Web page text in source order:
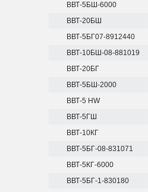
ВВТ-5БШ-6000
ВВТ-20БШ
ВВТ-5БГ07-8912440
ВВТ-10БШ-08-881019
ВВТ-20БГ
ВВТ-5БШ-2000
ВВТ-5 HW
ВВТ-5ГШ
ВВТ-10КГ
ВВТ-5БГ-08-831071
ВВТ-5КГ-6000
ВВТ-5БГ-1-830180